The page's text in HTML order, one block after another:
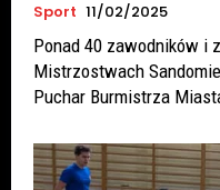
Sport 11/02/2025
Ponad 40 zawodników i
Mistrzostwach
Puchar Burmistrza